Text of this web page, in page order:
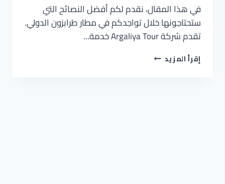
في هذا المقال، نقدم لكم أفضل النصائح التي
ستحتاجونها خلال تواجدكم في مطار طرابزون الدولي.
تقدم شركة Argaliya Tour خدمة…
إقرأ المزيد